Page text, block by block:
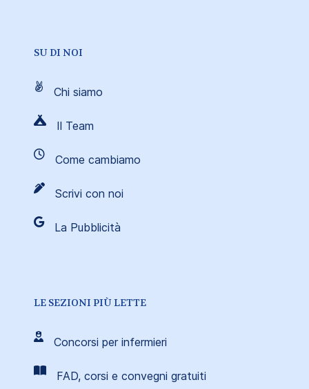
SU DI NOI
Chi siamo
Il Team
Come cambiamo
Scrivi con noi
La Pubblicità
LE SEZIONI PIÙ LETTE
Concorsi per infermieri
FAD, corsi e convegni gratuiti